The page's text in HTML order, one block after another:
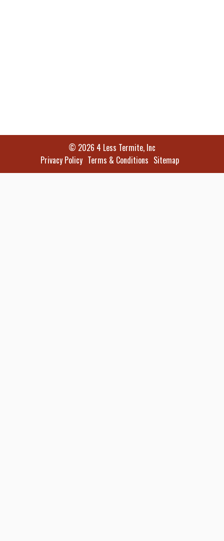
© 2026 4 Less Termite, Inc
Privacy Policy Terms & Conditions Sitemap